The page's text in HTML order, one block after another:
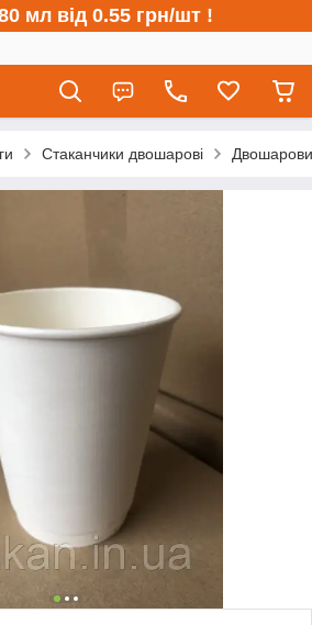
мл від 0.55 грн/шт !
Стаканчики двошарові